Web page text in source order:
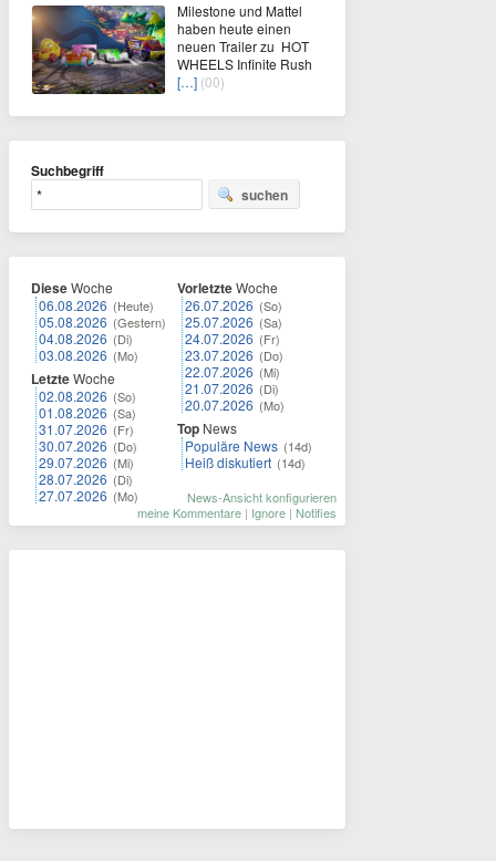
Milestone und Mattel
haben heute einen
neuen Trailer zu HOT
WHEELS Infinite Rush
[…] (00)
Suchbegriff
suchen
DieseWoche
06.08.2026 (Heute)
05.08.2026 (Gestern)
04.08.2026 (Di)
03.08.2026 (Mo)
LetzteWoche
02.08.2026 (So)
01.08.2026 (Sa)
31.07.2026 (Fr)
30.07.2026 (Do)
29.07.2026 (Mi)
28.07.2026 (Di)
27.07.2026 (Mo)
VorletzteWoche
26.07.2026 (So)
25.07.2026 (Sa)
24.07.2026 (Fr)
23.07.2026 (Do)
22.07.2026 (Mi)
21.07.2026 (Di)
20.07.2026 (Mo)
Top News
Populäre News (14d)
Heiß diskutiert (14d)
News-Ansicht konfigurieren
meine Kommentare | Ignore | Notifies